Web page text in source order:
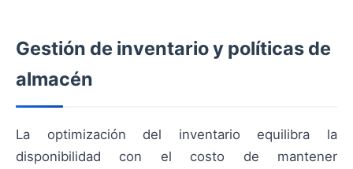
Gestión de inventario y políticas de
almacén
La optimización del inventario equilibra la
disponibilidad con el costo de mantener